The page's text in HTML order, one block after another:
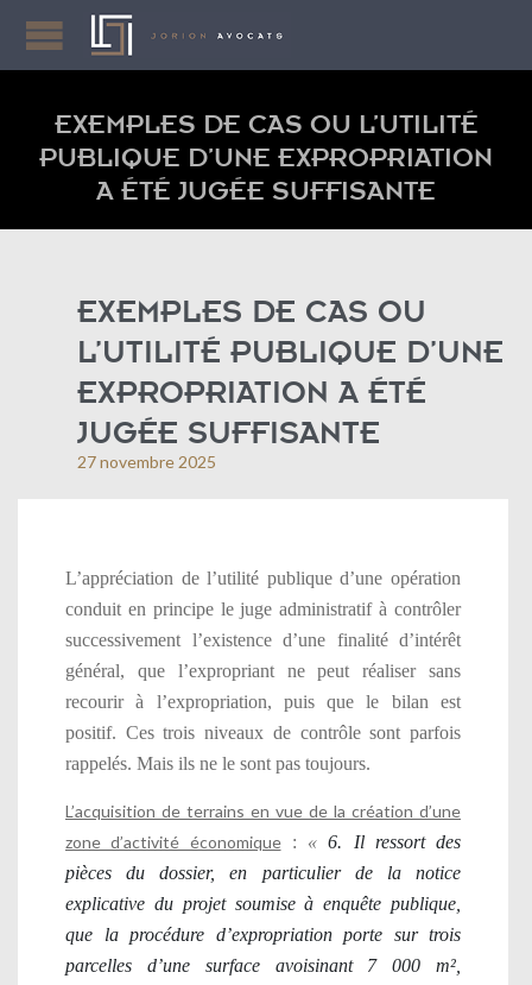
EXEMPLES DE CAS OU L’UTILITÉ
PUBLIQUE D’UNE EXPROPRIATION
A ÉTÉ JUGÉE SUFFISANTE
EXEMPLES DE CAS OU
L’UTILITÉ PUBLIQUE D’UNE
EXPROPRIATION A ÉTÉ
JUGÉE SUFFISANTE
27 novembre 2025
L’appréciation de l’utilité publique d’une opération
conduit en principe le juge administratif à contrôler
successivement l’existence d’une finalité d’intérêt
général, que l’expropriant ne peut réaliser sans
recourir à l’expropriation, puis que le bilan est
positif. Ces trois niveaux de contrôle sont parfois
rappelés. Mais ils ne le sont pas toujours.
L’acquisition de terrains en vue de la création d’une
zone d’activité économique: «6. Il ressort des
pièces du dossier, en particulier de la notice
explicative du projet soumise à enquête publique,
que la procédure d’expropriation porte sur trois
parcelles d’une surface avoisinant 7 000 m²,